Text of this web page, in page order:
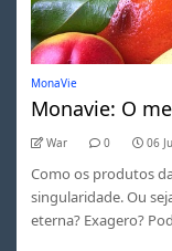
MonaVie
Monavie: O
War 0 06
Como os produtos
singularidade. Ou
eterna? Exagero?